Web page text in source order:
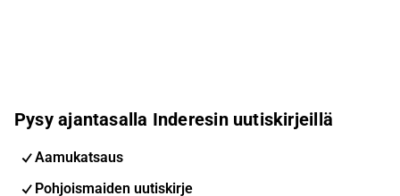
Pysy ajantasalla Inderesin uutiskirjeillä
Aamukatsaus
Pohjoismaiden uutiskirje